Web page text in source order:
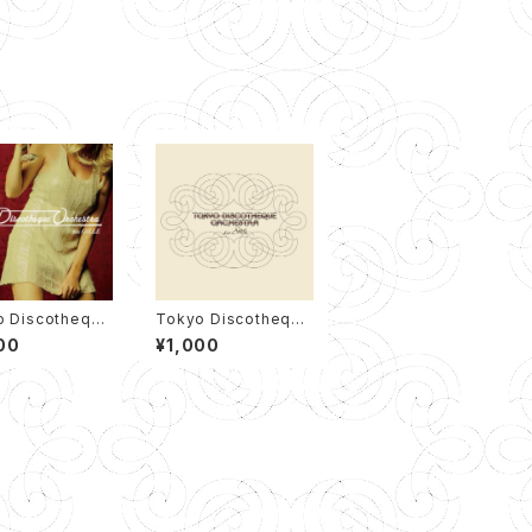
Discotheque
feat. GIL
12cm CD）
Tokyo Discotheque
Orchestra feat. Silv
a EP（12cm CD）
¥1,000